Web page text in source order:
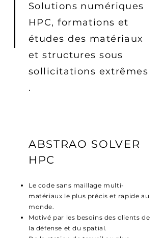
Solutions numériques
HPC, formations et
études des matériaux
et structures sous
sollicitations extrêmes
.
ABSTRAO SOLVER
HPC
Le code sans maillage multi-
matériaux le plus précis et rapide au
monde.
Motivé par les besoins des clients de
la défense et du spatial.